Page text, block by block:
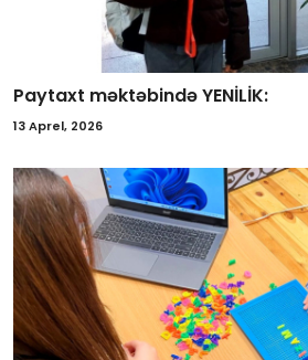
Paytaxt məktəbində YENİLİK:
13 Aprel, 2026